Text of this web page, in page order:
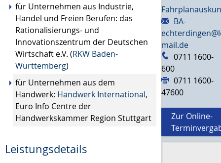
für Unternehmen aus Industrie,
Handel und Freien Berufen: das
Rationalisierungs- und
Innovationszentrum der Deutschen
Wirtschaft e.V. (RKW Baden-
Württemberg)
für Unternehmen aus dem
Handwerk: Handwerk International,
Euro Info Centre der
Handwerkskammer Region Stuttgart
Leistungsdetails
BA-
mail.de
0711 1600-
600
0711 1600-
47600
Zur Online-